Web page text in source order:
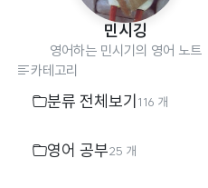
민시깅
영어하는 민시기의 영어 노트
카테고리
분류 전체보기 116 개
영어 공부25 개